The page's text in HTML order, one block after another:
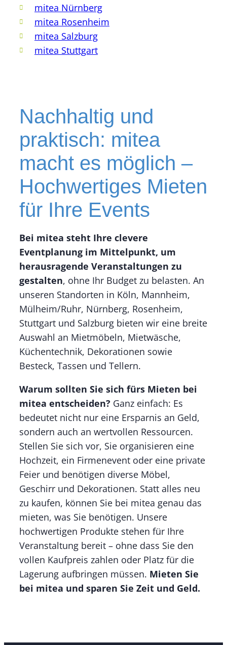
mitea Nürnberg
mitea Rosenheim
mitea Salzburg
mitea Stuttgart
Nachhaltig und
praktisch: mitea
macht es möglich –
Hochwertiges Mieten
für Ihre Events
Bei mitea steht Ihre clevere
Eventplanung im Mittelpunkt, um
herausragende Veranstaltungen zu
gestalten, ohne Ihr Budget zu belasten. An
unseren Standorten in Köln, Mannheim,
Mülheim/Ruhr, Nürnberg, Rosenheim,
Stuttgart und Salzburg bieten wir eine breite
Auswahl an Mietmöbeln, Mietwäsche,
Küchentechnik, Dekorationen sowie
Besteck, Tassen und Tellern.
Warum sollten Sie sich fürs Mieten bei
mitea entscheiden? Ganz einfach: Es
bedeutet nicht nur eine Ersparnis an Geld,
sondern auch an wertvollen Ressourcen.
Stellen Sie sich vor, Sie organisieren eine
Hochzeit, ein Firmenevent oder eine private
Feier und benötigen diverse Möbel,
Geschirr und Dekorationen. Statt alles neu
zu kaufen, können Sie bei mitea genau das
mieten, was Sie benötigen. Unsere
hochwertigen Produkte stehen für Ihre
Veranstaltung bereit – ohne dass Sie den
vollen Kaufpreis zahlen oder Platz für die
Lagerung aufbringen müssen. Mieten Sie
bei mitea und sparen Sie Zeit und Geld.